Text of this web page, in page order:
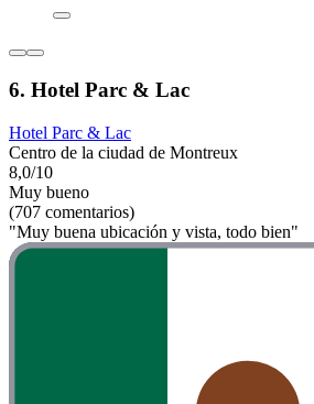
6. Hotel Parc & Lac
Hotel Parc & Lac
Centro de la ciudad de Montreux
8,0/10
Muy bueno
(707 comentarios)
"Muy buena ubicación y vista, todo bien"